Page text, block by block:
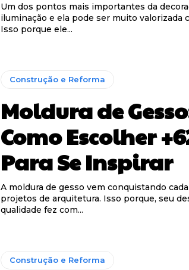
Um dos pontos mais importantes da
iluminação e ela pode ser muito valorizada
Isso porque ele...
Construção e Reforma
Moldura de
Como Escolher
Para Se Inspirar
A moldura de gesso vem conquistando
projetos de arquitetura. Isso porque, seu
qualidade fez com...
Construção e Reforma